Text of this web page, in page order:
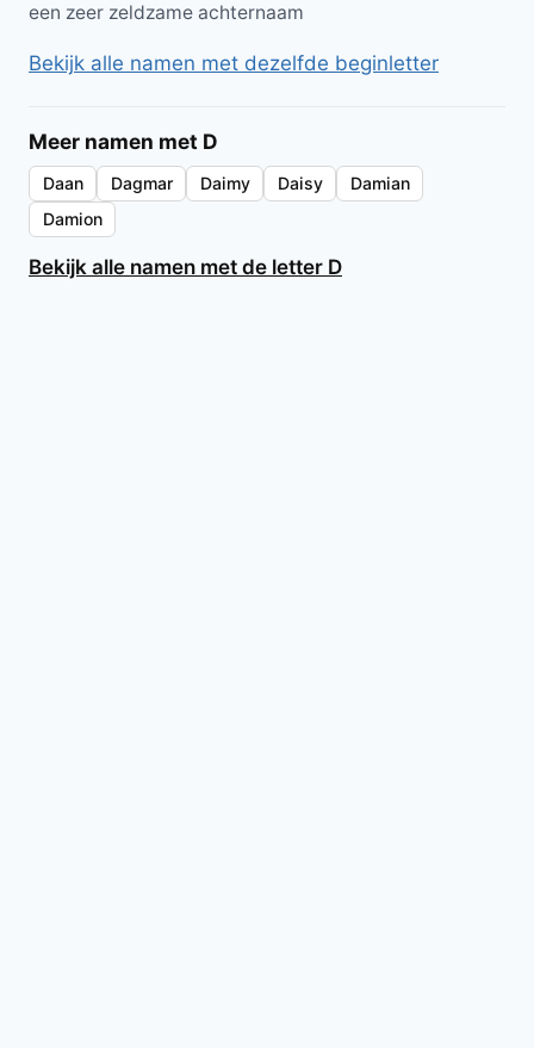
een zeer zeldzame achternaam
Bekijk alle namen met dezelfde beginletter
Meer namen met D
Daan Dagmar Daimy Daisy
Damian
Damion
Bekijk alle namen met de letter D